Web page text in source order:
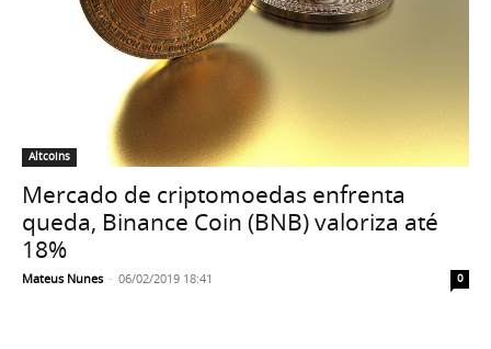
Altcoins
Mercado de criptomoedas enfrenta
queda, Binance Coin (BNB) valoriza até
18%
Mateus Nunes - 06/02/2019 18:41 0